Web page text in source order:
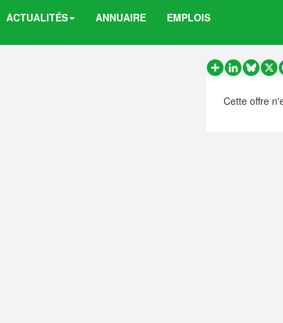
ACTUALITÉS ANNUAIRE EMPLOIS
PartagerLinkedInX
Cette offre